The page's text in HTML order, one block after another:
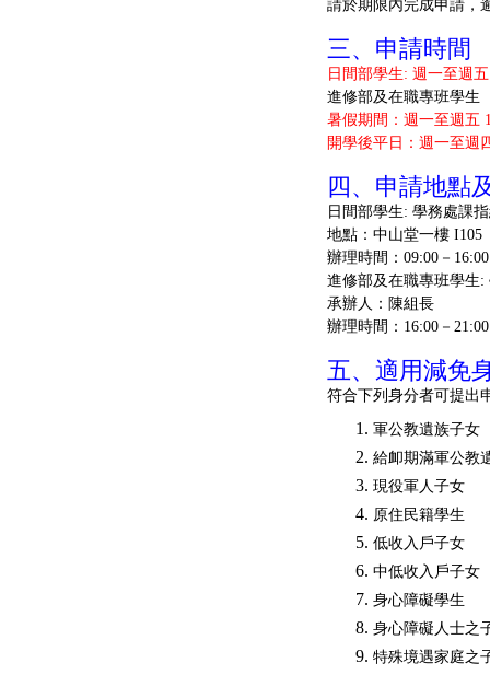
請於期限內完成申請，
三、申請時間
日間部學生: 週一至週
進修部及在職專班學生
暑假期間：週一至週五
開學後平日：週一至週
四、申請地點
日間部學生: 學務處課
地點：中山堂一樓 I105
辦理時間：09:00－16:00
進修部及在職專班學生:
承辦人：陳組長
辦理時間：16:00－21:00
五、適用減免
符合下列身分者可提出
軍公教遺族子女
給卹期滿軍公教
現役軍人子女
原住民籍學生
低收入戶子女
中低收入戶子女
身心障礙學生
身心障礙人士之
特殊境遇家庭之